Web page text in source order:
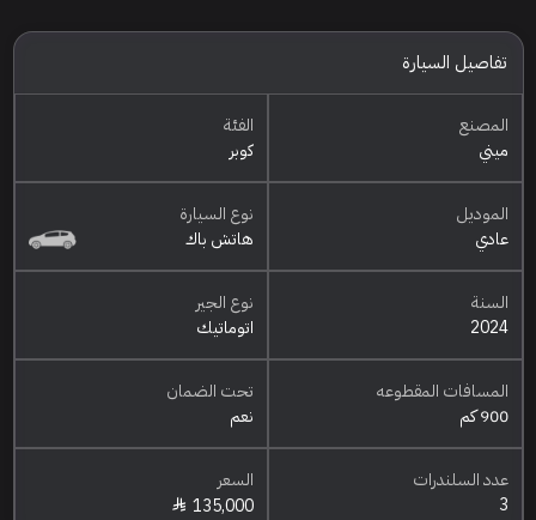
تفاصيل السيارة
المصنع
ميني
الفئة
كوبر
الموديل
عادي
نوع السيارة
هاتش باك
السنة
2024
نوع الجير
اتوماتيك
المسافات المقطوعه
900 كم
تحت الضمان
نعم
عدد السلندرات
3
السعر
135,000